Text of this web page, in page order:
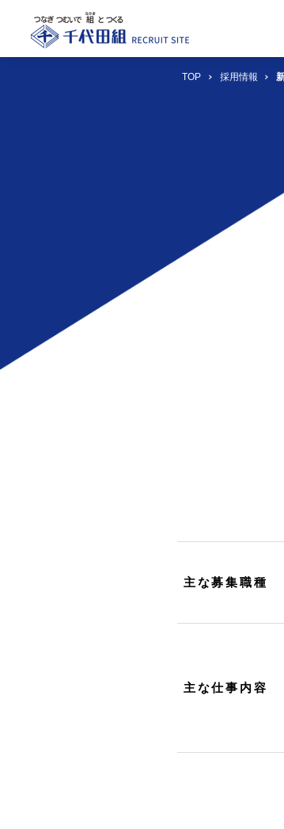
TOP 採用情報
主な募集職種
主な仕事内容